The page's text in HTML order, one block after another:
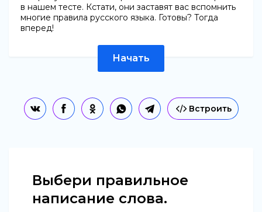
в нашем тесте. Кстати, они заставят вас вспомнить
многие правила русского языка. Готовы? Тогда
вперед!
Начать
Встроить
Выбери правильное
написание слова.